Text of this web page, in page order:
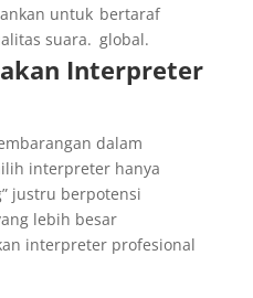
untuk
suara.
bertaraf
global.
Interpreter
dalam
interpreter hanya
justru berpotensi
lebih besar
interpreter profesional